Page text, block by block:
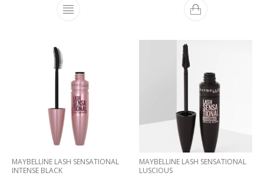
MAYBELLINE LASH SENSATIONAL
INTENSE BLACK
MAYBELLINE LASH SENSATIONAL
LUSCIOUS